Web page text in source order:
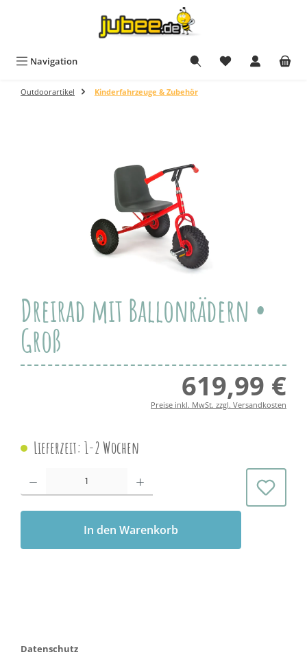
Navigation
Outdoorartikel Kinderfahrzeuge & Zubehör
Dreirad mit Ballonrädern •
Groß
619,99 €
Preise inkl. MwSt. zzgl. Versandkosten
Lieferzeit: 1-2 Wochen
Produkt Anzahl: Gib den gewünschten Wert ein oder benutze die
In den Warenkorb
Datenschutz